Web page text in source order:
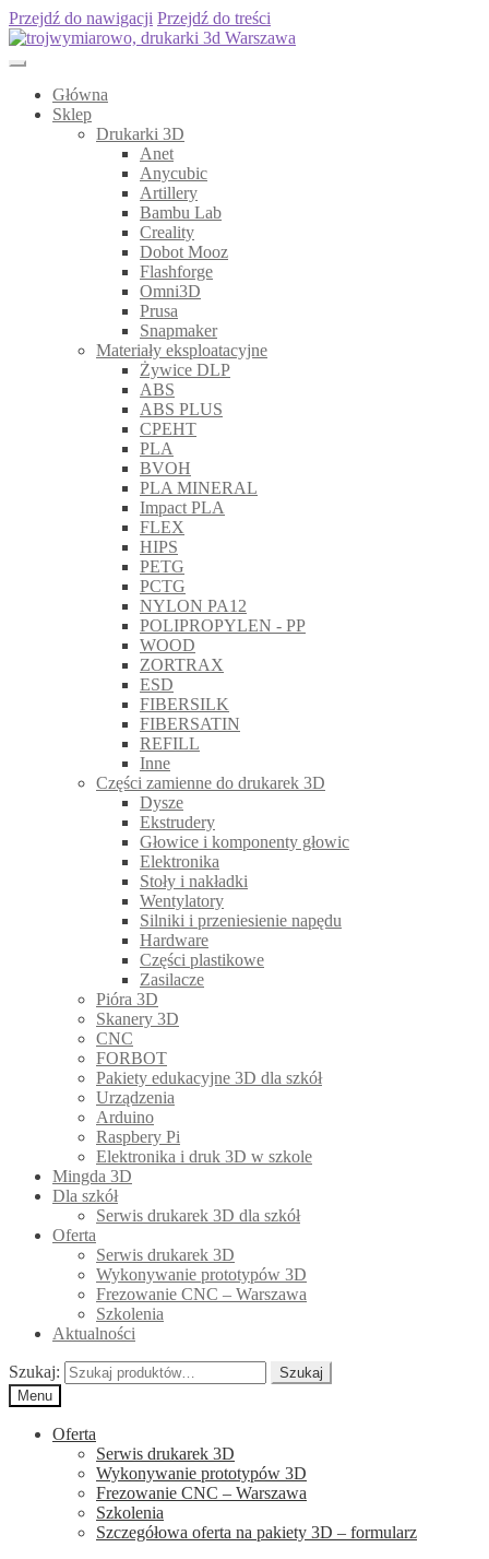
Przejdź do nawigacji Przejdź do treści
Główna
Sklep
Drukarki 3D
Anet
Anycubic
Artillery
Bambu Lab
Creality
Dobot Mooz
Flashforge
Omni3D
Prusa
Snapmaker
Materiały eksploatacyjne
Żywice DLP
ABS
ABS PLUS
CPEHT
PLA
BVOH
PLA MINERAL
Impact PLA
FLEX
HIPS
PETG
PCTG
NYLON PA12
POLIPROPYLEN - PP
WOOD
ZORTRAX
ESD
FIBERSILK
FIBERSATIN
REFILL
Inne
Części zamienne do drukarek 3D
Dysze
Ekstrudery
Głowice i komponenty głowic
Elektronika
Stoły i nakładki
Wentylatory
Silniki i przeniesienie napędu
Hardware
Części plastikowe
Zasilacze
Pióra 3D
Skanery 3D
CNC
FORBOT
Pakiety edukacyjne 3D dla szkół
Urządzenia
Arduino
Raspbery Pi
Elektronika i druk 3D w szkole
Mingda 3D
Dla szkół
Serwis drukarek 3D dla szkół
Oferta
Serwis drukarek 3D
Wykonywanie prototypów 3D
Frezowanie CNC – Warszawa
Szkolenia
Aktualności
Szukaj:
Szukaj
Menu
Oferta
Serwis drukarek 3D
Wykonywanie prototypów 3D
Frezowanie CNC – Warszawa
Szkolenia
Szczegółowa oferta na pakiety 3D – formularz